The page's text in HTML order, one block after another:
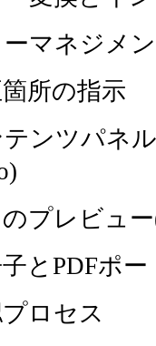
ーマネジメ
所の指示
テンツパネ
プレビュ
とPDFポ
ロセス